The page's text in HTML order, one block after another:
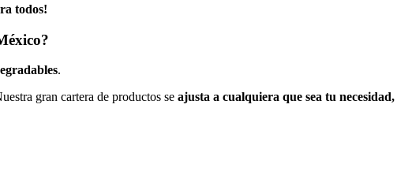
todos!
.
gran cartera de productos se ajusta a cualquiera que sea tu necesidad,